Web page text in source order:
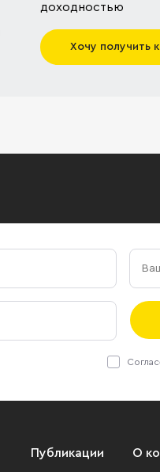
доходностью
Хочу получить
Публикации О